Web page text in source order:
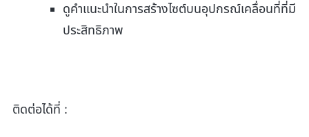
ดูคำแนะนำในการสร้างไซต์บนอุปกรณ์เคลื่อนที่ที่มี
ประสิทธิภาพ
ติดต่อได้ที่ :